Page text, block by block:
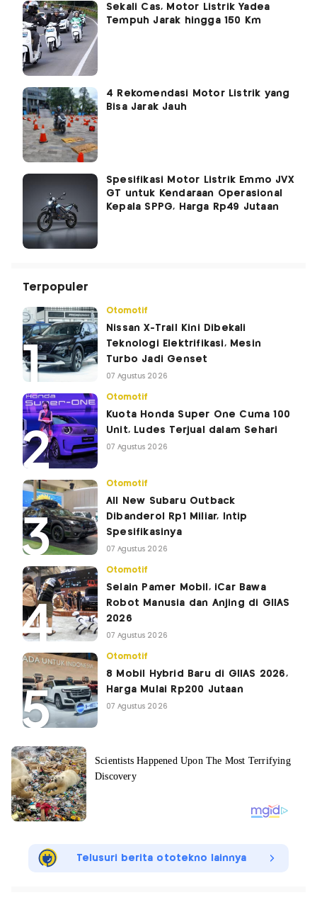
Sekali Cas, Motor Listrik Yadea
Tempuh Jarak hingga 150 Km
4 Rekomendasi Motor Listrik yang
Bisa Jarak Jauh
Spesifikasi Motor Listrik Emmo JVX
GT untuk Kendaraan Operasional
Kepala SPPG, Harga Rp49 Jutaan
Terpopuler
Otomotif
Nissan X-Trail Kini Dibekali
Teknologi Elektrifikasi, Mesin
Turbo Jadi Genset
07 Agustus 2026
Otomotif
Kuota Honda Super One Cuma 100
Unit, Ludes Terjual dalam Sehari
07 Agustus 2026
Otomotif
All New Subaru Outback
Dibanderol Rp1 Miliar, Intip
Spesifikasinya
07 Agustus 2026
Otomotif
Selain Pamer Mobil, iCar Bawa
Robot Manusia dan Anjing di GIIAS
2026
07 Agustus 2026
Otomotif
8 Mobil Hybrid Baru di GIIAS 2026,
Harga Mulai Rp200 Jutaan
07 Agustus 2026
Telusuri berita ototekno lainnya